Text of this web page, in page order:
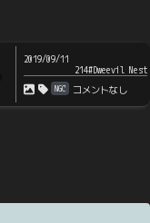
2019/09/11
214#Dweevil Nest
NGC コメントなし